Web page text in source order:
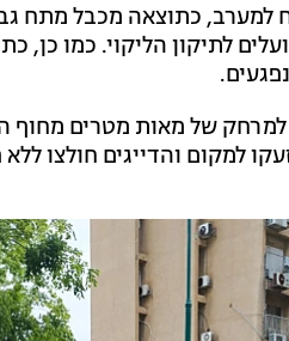
ממזרח למערב, כתוצאה מכבל
לתיקון הליקוי. כמו כן,
של מאות מטרים מחוף
למקום והדייגים חולצו